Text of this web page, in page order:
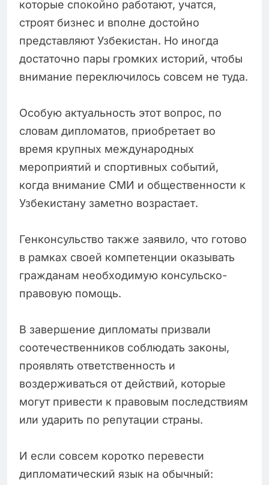
которые спокойно работают, учатся,
строят бизнес и вполне достойно
представляют Узбекистан. Но иногда
достаточно пары громких историй, чтобы
внимание переключилось совсем не туда.
Особую актуальность этот вопрос, по
словам дипломатов, приобретает во
время крупных международных
мероприятий и спортивных событий,
когда внимание СМИ и общественности к
Узбекистану заметно возрастает.
Генконсульство также заявило, что готово
в рамках своей компетенции оказывать
гражданам необходимую консульско-
правовую помощь.
В завершение дипломаты призвали
соотечественников соблюдать законы,
проявлять ответственность и
воздерживаться от действий, которые
могут привести к правовым последствиям
или ударить по репутации страны.
И если совсем коротко перевести
дипломатический язык на обычный: